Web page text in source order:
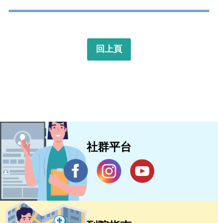
回上頁
社群平台